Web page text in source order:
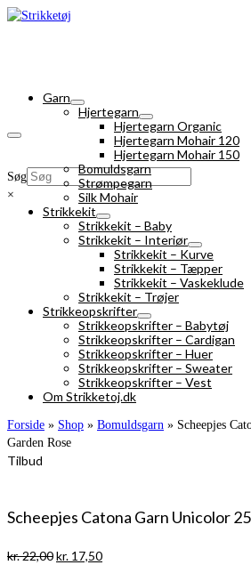
Søg
×
Garn
Hjertegarn
Hjertegarn Organic
Hjertegarn Mohair 120
Hjertegarn Mohair 150
Bomuldsgarn
Strømpegarn
Silk Mohair
Strikkekit
Strikkekit – Baby
Strikkekit – Interiør
Strikkekit – Kurve
Strikkekit – Tæpper
Strikkekit – Vaskeklude
Strikkekit – Trøjer
Strikkeopskrifter
Strikkeopskrifter – Babytøj
Strikkeopskrifter – Cardigan
Strikkeopskrifter – Huer
Strikkeopskrifter – Sweater
Strikkeopskrifter – Vest
Om Strikketoj.dk
Forside » Shop » Bomuldsgarn » Scheepjes
Garden Rose
Tilbud
Scheepjes Catona Garn Unicolor
kr.22,00Den
kr. 17,50Den